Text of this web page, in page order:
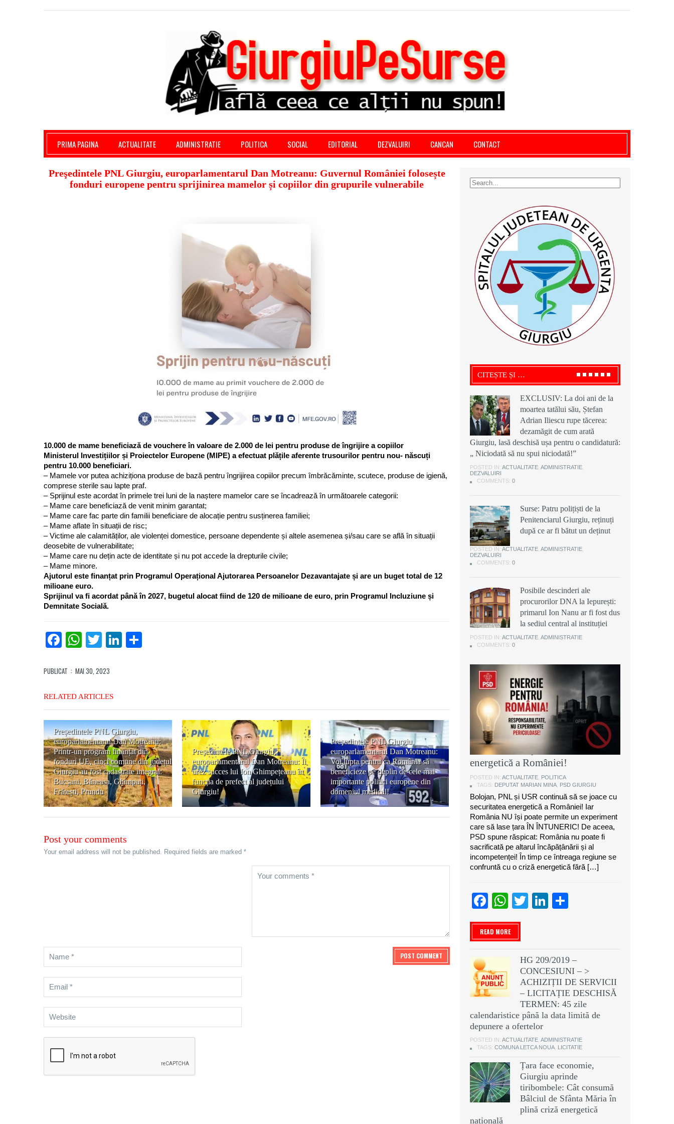
Giurgiu Pe Surse – actualitate giurgiu, administratie giurgiu, stiri politice, social economic, editoriale giurgiu, dezvaluiri, soc, cancan, stiri locale
PRIMA PAGINA
ACTUALITATE ADMINISTRATIE POLITICA SOCIAL EDITORIAL DEZVALUIRI CANCAN CONTACT
Preşedintele PNL Giurgiu, europarlamentarul Dan Motreanu: Guvernul României folosește
fonduri europene pentru sprijinirea mamelor și copiilor din grupurile vulnerabile
10.000 de mame beneficiază de vouchere în valoare de 2.000 de lei pentru produse de îngrijire a copiilor
Ministerul Investițiilor și Proiectelor Europene (MIPE) a efectuat plățile aferente trusourilor pentru nou- născuți
pentru 10.000 beneficiari.
– Mamele vor putea achiziționa produse de bază pentru îngrijirea copiilor precum îmbrăcăminte, scutece, produse de igienă,
comprese sterile sau lapte praf.
– Sprijinul este acordat în primele trei luni de la naștere mamelor care se încadrează în următoarele categorii:
– Mame care beneficiază de venit minim garantat;
– Mame care fac parte din familii beneficiare de alocație pentru susținerea familiei;
– Mame aflate în situații de risc;
– Victime ale calamităților, ale violenței domestice, persoane dependente și altele asemenea și/sau care se află în situații
deosebite de vulnerabilitate;
– Mame care nu dețin acte de identitate și nu pot accede la drepturile civile;
– Mame minore.
Ajutorul este finanțat prin Programul Operațional Ajutorarea Persoanelor Dezavantajate și are un buget total de 12
milioane euro.
Sprijinul va fi acordat până în 2027, bugetul alocat fiind de 120 de milioane de euro, prin Programul Incluziune și
Demnitate Socială.
Facebook
WhatsApp
TwitterLinkedIn
PUBLICAT : MAI 30, 2023
RELATED ARTICLES
Președintele PNL Giurgiu,
europarlamentarul Dan Motreanu:
Printr-un program finanțat din
fonduri UE, cinci comune din județul
Giurgiu au fost cadastrate integral:
Bucșani, Băneasa, Ghimpați,
Frătești, Prundu
Preşedintele PNL Giurgiu,
europarlamentarul Dan Motreanu: Îi
urez succes lui Ion Ghimpețeanu în
funcția de prefect al județului
Giurgiu!
Preşedintele PNL Giurgiu,
europarlamentarul Dan Motreanu:
Voi lupta pentru ca România să
beneficieze pe deplin de cele mai
importante politici europene din
domeniul medical!
Post your comments
Your email address will not be published. Required fields are marked *
CITEȘTE ȘI …
EXCLUSIV: La doi ani de la
moartea tatălui său, Ștefan
Adrian Iliescu rupe tăcerea:
dezamăgit de cum arată
Giurgiu, lasă deschisă ușa pentru o candidatură:
„ Niciodată să nu spui niciodată!”
POSTED IN: ACTUALITATE ADMINISTRATIE
DEZVALUIRI
COMMENTS: 0
Surse: Patru polițiști de la
Penitenciarul Giurgiu, reținuți
după ce ar fi bătut un deținut
POSTED IN: ACTUALITATE ADMINISTRATIE
DEZVALUIRI
COMMENTS: 0
Posibile descinderi ale
procurorilor DNA la Iepurești:
primarul Ion Nanu ar fi fost dus
la sediul central al instituției
POSTED IN: ACTUALITATE ADMINISTRATIE
COMMENTS: 0
Marian Mina, deputat PSD de
Giurgiu: Bolojan, PNL și USR
continuă să se joace cu securitatea
energetică a României!
POSTED IN: ACTUALITATE POLITICA
TAGS: DEPUTAT MARIAN MINA PSD GIURGIU
Bolojan, PNL și USR continuă să se joace cu
securitatea energetică a României! Iar
România NU își poate permite un experiment
care să lase țara ÎN ÎNTUNERIC! De aceea,
PSD spune răspicat: România nu poate fi
sacrificată pe altarul încăpățânării și al
incompetenței! În timp ce întreaga regiune se
confruntă cu o criză energetică fără […]
Facebook
WhatsApp
TwitterLinkedIn
READ MORE
HG 209/2019 –
CONCESIUNI – >
ACHIZIȚII DE SERVICII
– LICITAȚIE DESCHISĂ
TERMEN: 45 zile
calendaristice până la data limită de
depunere a ofertelor
POSTED IN: ACTUALITATE ADMINISTRATIE
TAGS: COMUNA LETCA NOUA LICITATIE
Țara face economie,
Giurgiu aprinde
tiribombele: Cât consumă
Bâlciul de Sfânta Măria în
plină criză energetică
națională